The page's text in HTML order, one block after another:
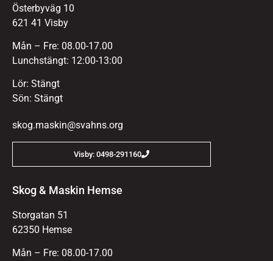
Österbyväg 10
621 41 Visby
Mån – Fre: 08.00-17.00
Lunchstängt: 12:00-13:00
Lör: Stängt
Sön: Stängt
skog.maskin@svahns.org
Visby: 0498-291160
Skog & Maskin Hemse
Storgatan 51
62350 Hemse
Mån – Fre: 08.00-17.00